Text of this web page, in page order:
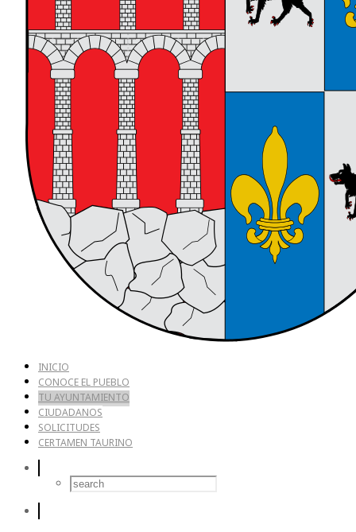
INICIO
CONOCE EL PUEBLO
TU AYUNTAMIENTO
CIUDADANOS
SOLICITUDES
CERTAMEN TAURINO